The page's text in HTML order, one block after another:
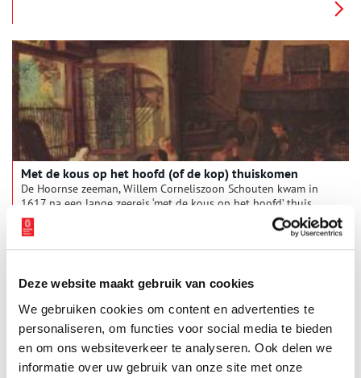
Deze website maakt gebruik van cookies
We gebruiken cookies om content en advertenties te
personaliseren, om functies voor social media te bieden
en om ons websiteverkeer te analyseren. Ook delen we
informatie over uw gebruik van onze site met onze
keerden naar Haarlem terug. Dick van Gijlswijk dook in de
archieven om het lot van deze Indiëgangers vast te leggen.
Met de kous op het hoofd (of de kop) thuiskomen
De Hoornse zeeman, Willem Corneliszoon Schouten kwam in
1617 na een lange zeereis ‘met de kous op het hoofd’ thuis.